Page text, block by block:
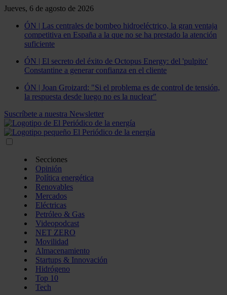
Jueves, 6 de agosto de 2026
ÓN | Las centrales de bombeo hidroeléctrico, la gran ventaja
competitiva en España a la que no se ha prestado la atención
suficiente
ÓN | El secreto del éxito de Octopus Energy: del 'pulpito'
Constantine a generar confianza en el cliente
ÓN | Joan Groizard: "Si el problema es de control de tensión,
la respuesta desde luego no es la nuclear"
Suscríbete a nuestra Newsletter
Secciones
Opinión
Política energética
Renovables
Mercados
Eléctricas
Petróleo & Gas
Videopodcast
NET ZERO
Movilidad
Almacenamiento
Startups & Innovación
Hidrógeno
Top 10
Tech